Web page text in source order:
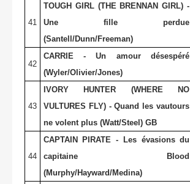
41
TOUGH GIRL (THE BRENNAN GIRL) -
Une fille perdue
(Santell/Dunn/Freeman)
42
CARRIE - Un amour désespéré
(Wyler/Olivier/Jones)
43
IVORY HUNTER (WHERE NO
VULTURES FLY) - Quand les vautours
ne volent plus (Watt/Steel) GB
44
CAPTAIN PIRATE - Les évasions du
capitaine Blood
(Murphy/Hayward/Medina)